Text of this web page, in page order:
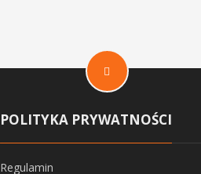
POLITYKA PRYWATNOŚCI
Regulamin